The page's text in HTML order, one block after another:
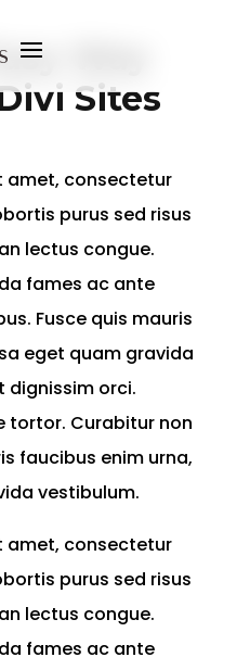
Way
Sites
amet, consectetur
purus sed risus
lectus congue.
fames ac ante
Fusce quis mauris
eget quam gravida
dignissim orci.
tortor. Curabitur non
faucibus enim urna,
vestibulum.
amet, consectetur
purus sed risus
lectus congue.
fames ac ante